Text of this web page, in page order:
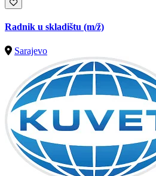
Radnik u skladištu (m/ž)
Sarajevo